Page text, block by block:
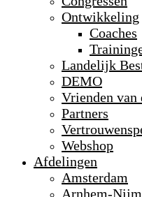
Ontwikkeling
Coaches
Landelijk
DEMO
Vrienden van
Partners
Webshop
Afdelingen
Amsterdam
Arnhem-